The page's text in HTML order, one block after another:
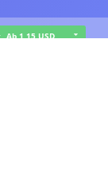
Ab 1,15 USD